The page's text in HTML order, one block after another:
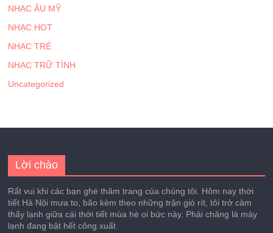
NHẠC ÂU MỸ
NHẠC HOT
NHẠC TRẺ
NHẠC TRỮ TÌNH
Uncategorized
Lời chào
Rất vui khi các bạn ghé thăm trang của chúng tôi. Hôm nay thời
tiết Hà Nội mưa to, bão kèm theo những trận gió rít, tôi trở cảm
thấy lạnh giữa cái thời tiết mùa hè oi bức này. Phải chăng là máy
lạnh đang bật hết công xuất